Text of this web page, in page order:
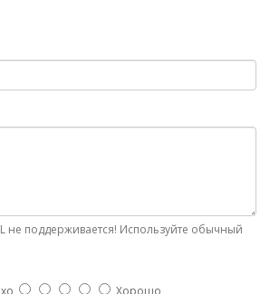
не поддерживается! Используйте обычный
Хорошо